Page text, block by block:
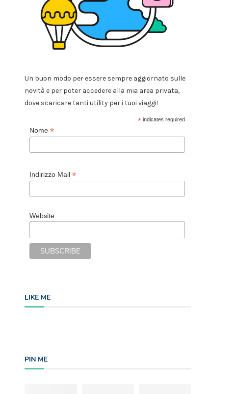
Un buon modo per essere sempre aggiornato sulle
novità e per poter accedere alla mia area privata,
dove scaricare tanti utility per i tuoi viaggi!
*indicates required
Nome*
Indirizzo Mail*
Website
LIKE ME
PIN ME